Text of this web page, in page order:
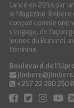
Lancé en 2016 par
le Magazine
conçue comme une
s’engage, de façon
jeunes du Burundi,
féminine.
Boulevard de
+257 22 280 250